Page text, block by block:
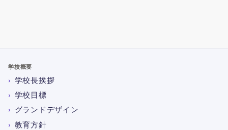
学校概要
学校長挨拶
学校目標
グランドデザイン
教育方針